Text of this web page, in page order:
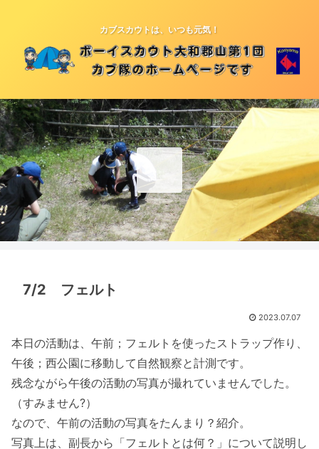
カブスカウトは、いつも元気！
7/2 フェルト
2023.07.07
本日の活動は、午前；フェルトを使ったストラップ作り、
午後；西公園に移動して自然観察と計測です。
残念ながら午後の活動の写真が撮れていませんでした。
（すみません?）
なので、午前の活動の写真をたんまり？紹介。
写真上は、副長から「フェルトとは何？」について説明し